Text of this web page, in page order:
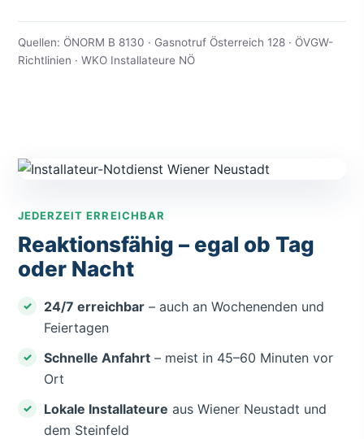
Quellen: ÖNORM B 8130 · Gasnotruf Österreich 128 · ÖVGW-
Richtlinien · WKO Installateure NÖ
JEDERZEIT ERREICHBAR
Reaktionsfähig – egal ob Tag
oder Nacht
24/7 erreichbar – auch an Wochenenden und
Feiertagen
Schnelle Anfahrt – meist in 45–60 Minuten vor
Ort
Lokale Installateure aus Wiener Neustadt und
dem Steinfeld